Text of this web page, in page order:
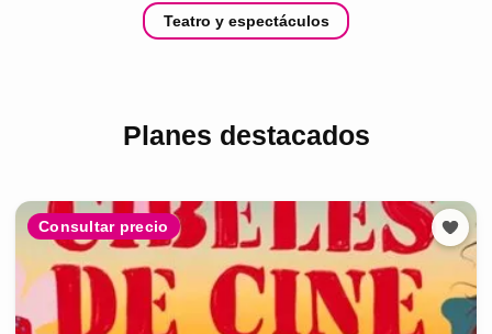
Teatro y espectáculos
Planes destacados
Consultar precio